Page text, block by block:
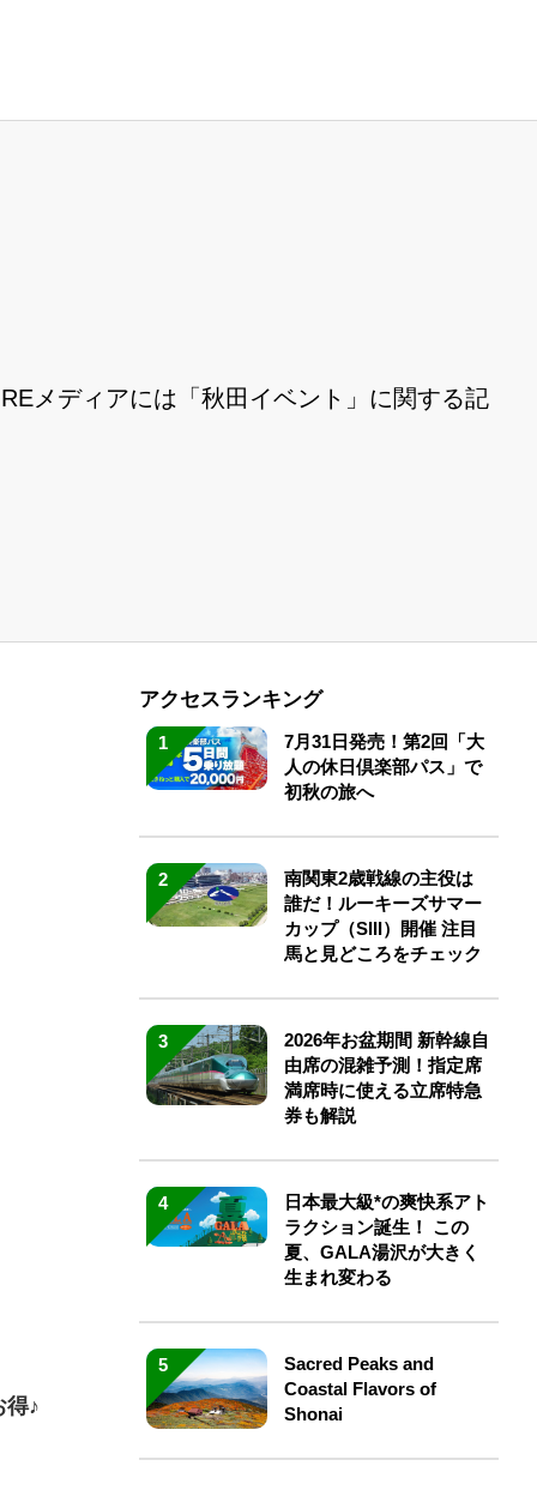
メディアには「秋田イベント」に関する記
得♪
アクセスランキング
1
7月31日発売！第2回「大
人の休日倶楽部パス」で
初秋の旅へ
2
南関東2歳戦線の主役は
誰だ！ルーキーズサマー
カップ（SIII）開催 注目
馬と見どころをチェック
3
2026年お盆期間 新幹線自
由席の混雑予測！指定席
満席時に使える立席特急
券も解説
4
日本最大級*の爽快系アト
ラクション誕生！ この
夏、GALA湯沢が大きく
生まれ変わる
5
Sacred Peaks and
Coastal Flavors of
Shonai